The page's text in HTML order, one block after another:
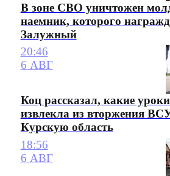
В зоне СВО уничтожен
наемник, которого
Залужный
20:46
6 АВГ
Коц рассказал, какие
извлекла из вторжения
Курскую область
18:56
6 АВГ